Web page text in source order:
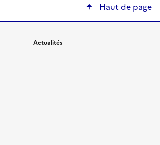
Haut de page
Actualités